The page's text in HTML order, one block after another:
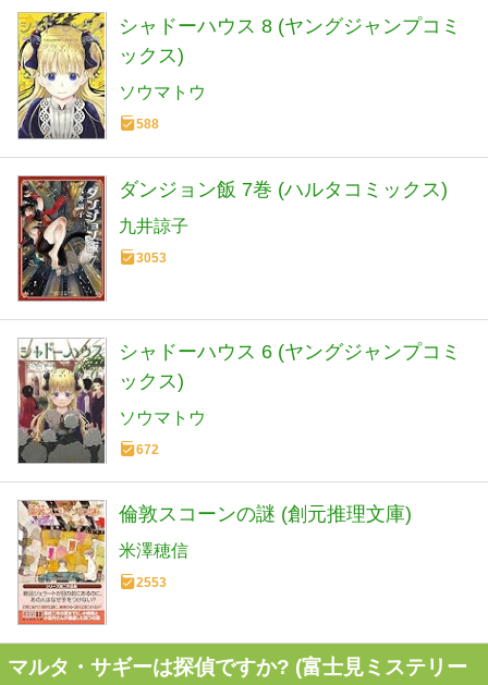
シャドーハウス 8 (ヤングジャンプコミ
ックス)
ソウマトウ
588
ダンジョン飯 7巻 (ハルタコミックス)
九井諒子
3053
シャドーハウス 6 (ヤングジャンプコミ
ックス)
ソウマトウ
672
倫敦スコーンの謎 (創元推理文庫)
米澤穂信
2553
マルタ・サギーは探偵ですか? (富士見ミステリー